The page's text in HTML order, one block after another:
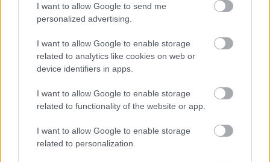
I want to allow Google to send me
personalized advertising.
I want to allow Google to enable storage
related to analytics like cookies on web or
device identifiers in apps.
I want to allow Google to enable storage
related to functionality of the website or app.
I want to allow Google to enable storage
related to personalization.
BEST OF INTERNET